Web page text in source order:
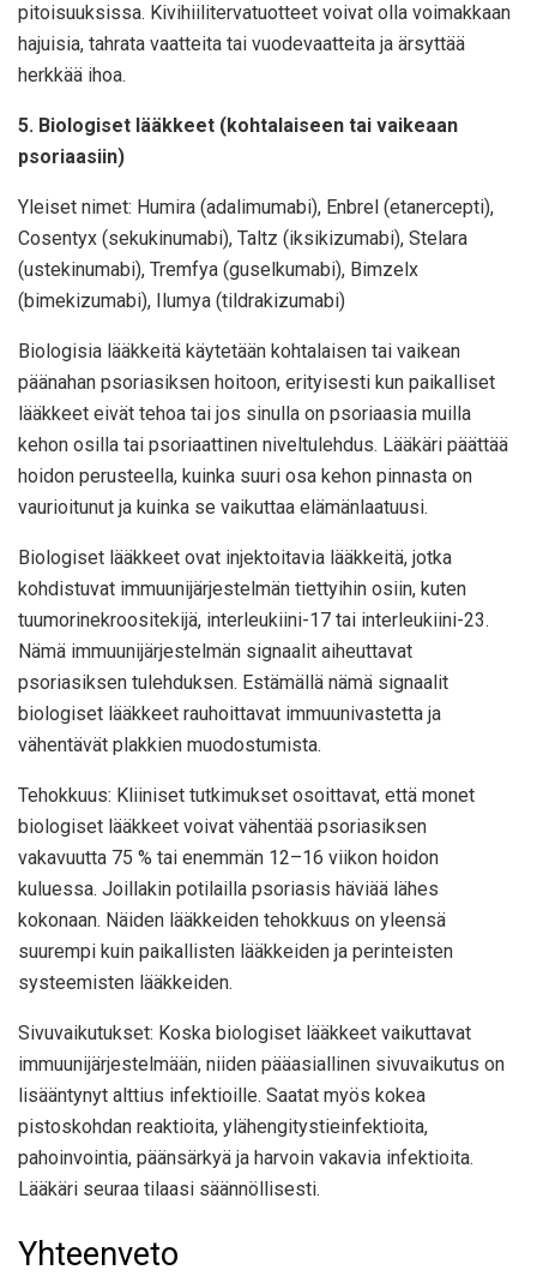
pitoisuuksissa. Kivihiilitervatuotteet voivat olla voimakkaan
hajuisia, tahrata vaatteita tai vuodevaatteita ja ärsyttää
herkkää ihoa.
5. Biologiset lääkkeet (kohtalaiseen tai vaikeaan
psoriaasiin)
Yleiset nimet: Humira (adalimumabi), Enbrel (etanercepti),
Cosentyx (sekukinumabi), Taltz (iksikizumabi), Stelara
(ustekinumabi), Tremfya (guselkumabi), Bimzelx
(bimekizumabi), Ilumya (tildrakizumabi)
Biologisia lääkkeitä käytetään kohtalaisen tai vaikean
päänahan psoriasiksen hoitoon, erityisesti kun paikalliset
lääkkeet eivät tehoa tai jos sinulla on psoriaasia muilla
kehon osilla tai psoriaattinen niveltulehdus. Lääkäri päättää
hoidon perusteella, kuinka suuri osa kehon pinnasta on
vaurioitunut ja kuinka se vaikuttaa elämänlaatuusi.
Biologiset lääkkeet ovat injektoitavia lääkkeitä, jotka
kohdistuvat immuunijärjestelmän tiettyihin osiin, kuten
tuumorinekroositekijä, interleukiini-17 tai interleukiini-23.
Nämä immuunijärjestelmän signaalit aiheuttavat
psoriasiksen tulehduksen. Estämällä nämä signaalit
biologiset lääkkeet rauhoittavat immuunivastetta ja
vähentävät plakkien muodostumista.
Tehokkuus: Kliiniset tutkimukset osoittavat, että monet
biologiset lääkkeet voivat vähentää psoriasiksen
vakavuutta 75 % tai enemmän 12–16 viikon hoidon
kuluessa. Joillakin potilailla psoriasis häviää lähes
kokonaan. Näiden lääkkeiden tehokkuus on yleensä
suurempi kuin paikallisten lääkkeiden ja perinteisten
systeemisten lääkkeiden.
Sivuvaikutukset: Koska biologiset lääkkeet vaikuttavat
immuunijärjestelmään, niiden pääasiallinen sivuvaikutus on
lisääntynyt alttius infektioille. Saatat myös kokea
pistoskohdan reaktioita, ylähengitystieinfektioita,
pahoinvointia, päänsärkyä ja harvoin vakavia infektioita.
Lääkäri seuraa tilaasi säännöllisesti.
Yhteenveto